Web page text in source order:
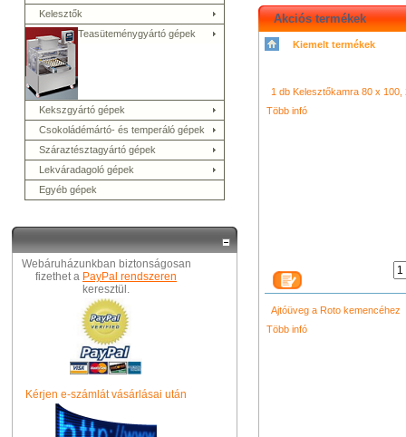
Kelesztők
Teasüteménygyártó gépek
Kekszgyártó gépek
Csokoládémártó- és temperáló gépek
Száraztésztagyártó gépek
Lekváradagoló gépek
Egyéb gépek
Webáruházunkban biztonságosan
fizethet a PayPal rendszeren
keresztül.
Kérjen e-számlát vásárlásai után
Akciós termékek
Kiemelt termékek
ネル バッグ クロエ 財布 コ
トレット
camera video light led ring
1 db Kelesztőkamra 80 x
Több infó
Ajtóüveg a Roto kemencéhez
Több infó